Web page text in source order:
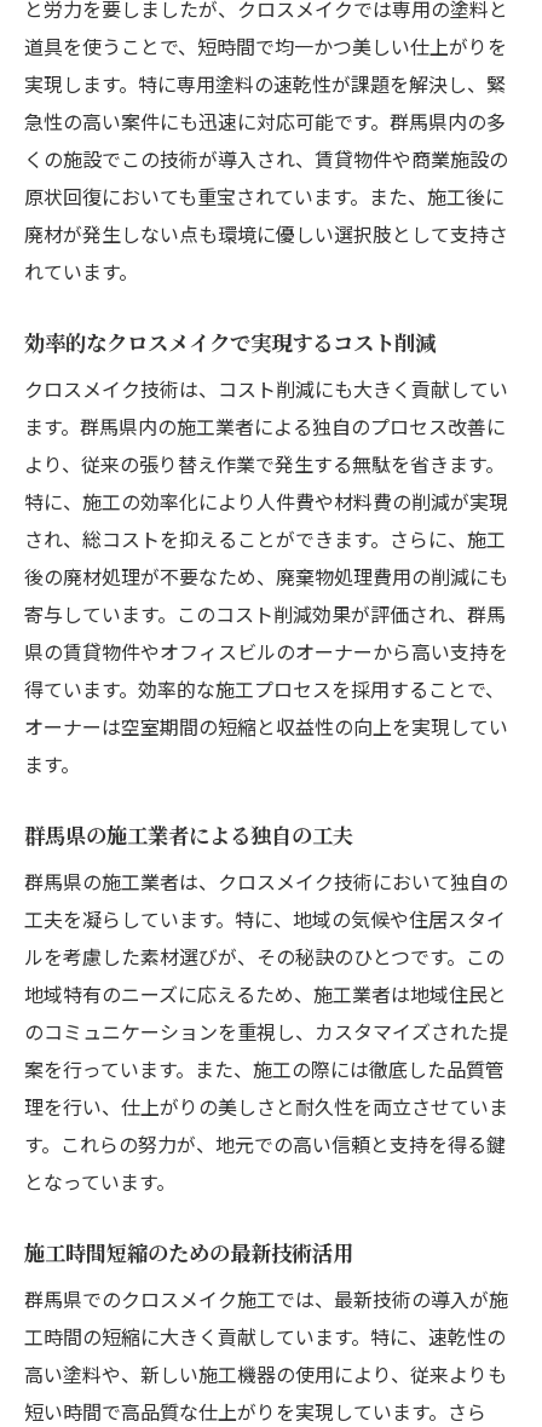
と労力を要しましたが、クロスメイクでは専用の塗料と
道具を使うことで、短時間で均一かつ美しい仕上がりを
実現します。特に専用塗料の速乾性が課題を解決し、緊
急性の高い案件にも迅速に対応可能です。群馬県内の多
くの施設でこの技術が導入され、賃貸物件や商業施設の
原状回復においても重宝されています。また、施工後に
廃材が発生しない点も環境に優しい選択肢として支持さ
れています。
効率的なクロスメイクで実現するコスト削減
クロスメイク技術は、コスト削減にも大きく貢献してい
ます。群馬県内の施工業者による独自のプロセス改善に
より、従来の張り替え作業で発生する無駄を省きます。
特に、施工の効率化により人件費や材料費の削減が実現
され、総コストを抑えることができます。さらに、施工
後の廃材処理が不要なため、廃棄物処理費用の削減にも
寄与しています。このコスト削減効果が評価され、群馬
県の賃貸物件やオフィスビルのオーナーから高い支持を
得ています。効率的な施工プロセスを採用することで、
オーナーは空室期間の短縮と収益性の向上を実現してい
ます。
群馬県の施工業者による独自の工夫
群馬県の施工業者は、クロスメイク技術において独自の
工夫を凝らしています。特に、地域の気候や住居スタイ
ルを考慮した素材選びが、その秘訣のひとつです。この
地域特有のニーズに応えるため、施工業者は地域住民と
のコミュニケーションを重視し、カスタマイズされた提
案を行っています。また、施工の際には徹底した品質管
理を行い、仕上がりの美しさと耐久性を両立させていま
す。これらの努力が、地元での高い信頼と支持を得る鍵
となっています。
施工時間短縮のための最新技術活用
群馬県でのクロスメイク施工では、最新技術の導入が施
工時間の短縮に大きく貢献しています。特に、速乾性の
高い塗料や、新しい施工機器の使用により、従来よりも
短い時間で高品質な仕上がりを実現しています。さら